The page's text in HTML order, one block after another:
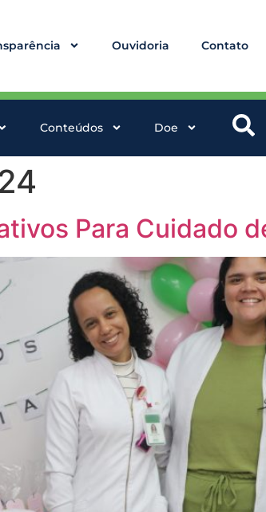
Ouvidoria Contato
Conteúdos Doe
Para Cuidado